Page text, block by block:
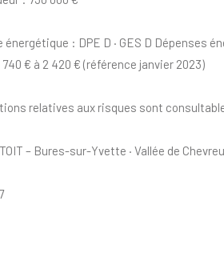
énergétique : DPE D · GES D Dépenses
€ à 2 420 € (référence janvier 2023)
relatives aux risques sont
– Bures-sur-Yvette · Vallée de